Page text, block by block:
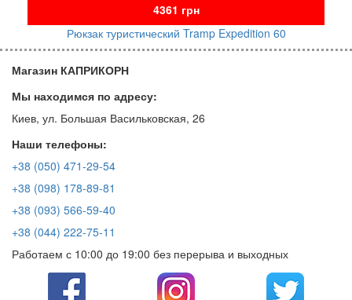
4361 грн
Рюкзак туристический Tramp Expedition 60
Магазин КАПРИКОРН
Мы находимся по адресу:
Киев, ул. Большая Васильковская, 26
Наши телефоны:
+38 (050) 471-29-54
+38 (098) 178-89-81
+38 (093) 566-59-40
+38 (044) 222-75-11
Работаем с 10:00 до 19:00 без перерыва и выходных